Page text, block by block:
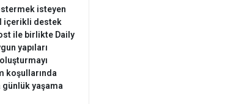
isteyen
içerikli destek
ile birlikte Daily
yapıları
koşullarında
günlük yaşama